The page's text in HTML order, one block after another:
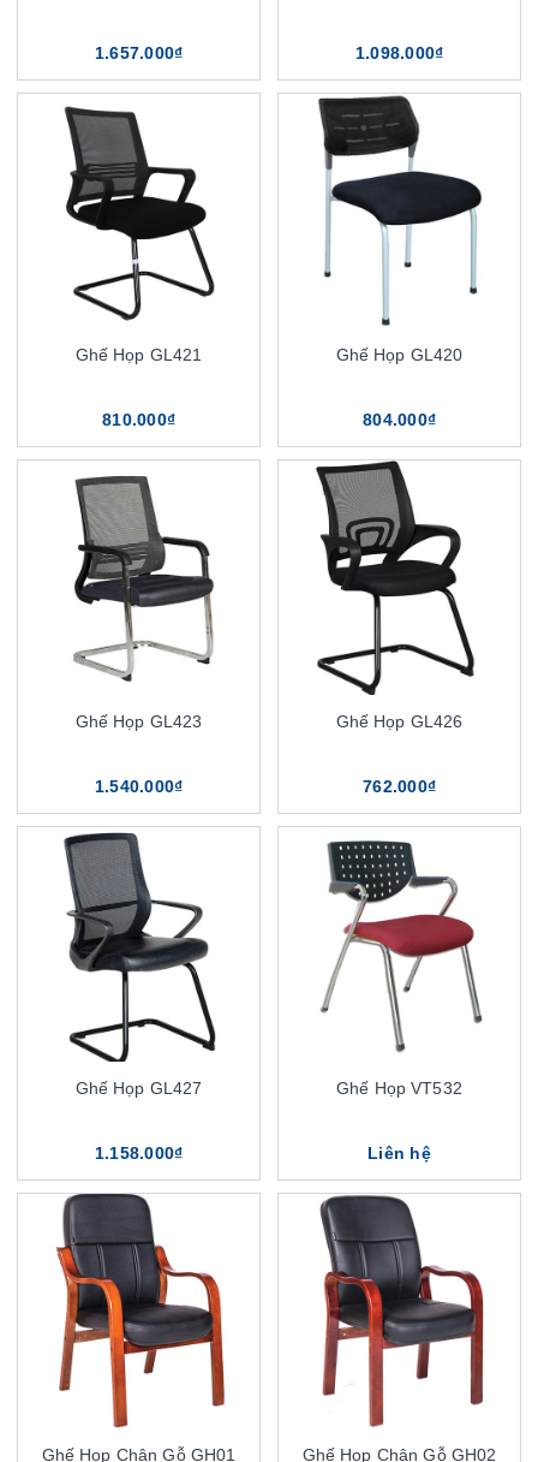
1.657.000₫ 1.098.000₫
Ghế Họp GL421
810.000₫
Ghế Họp GL420
804.000₫
Ghế Họp GL423
1.540.000₫
Ghế Họp GL426
762.000₫
Ghế Họp GL427
1.158.000₫
Ghế Họp VT532
Liên hệ
Ghế Họp Chân Gỗ GH01 Ghế Họp Chân Gỗ GH02